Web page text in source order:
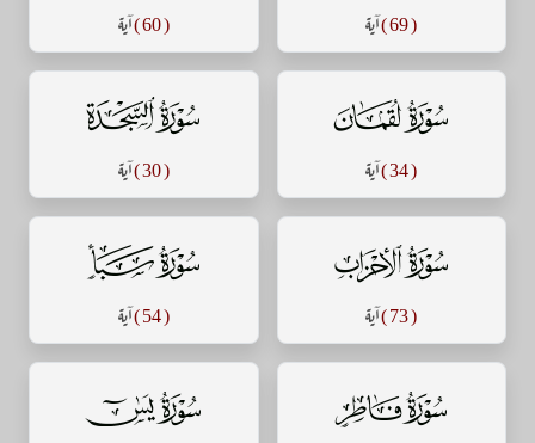
( 69 ) آية ( 60 ) آية
سورة لقمان
( 34 ) آية
سورة السجدة
( 30 ) آية
سورة الأحزاب
( 73 ) آية
سورة سبأ
( 54 ) آية
سورة فاطر سورة يس